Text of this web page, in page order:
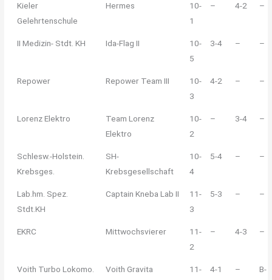
Kieler
Gelehrtenschule
Hermes
10-
1
– 4-2 –
II Medizin- Stdt. KH Ida-Flag II
10-
5
3-4 – –
Repower Repower Team III
10-
3
4-2 – –
Lorenz Elektro
Team Lorenz
Elektro
10-
2
– 3-4 –
Schlesw.-Holstein.
Krebsges.
SH-
Krebsgesellschaft
10-
4
5-4 – –
Lab.hm. Spez.
Stdt.KH
Captain Kneba Lab II
11-
3
5-3 – –
EKRC Mittwochsvierer
11-
2
– 4-3 –
Voith Turbo Lokomo.
Voith Gravita
11-
4-1 –
B-